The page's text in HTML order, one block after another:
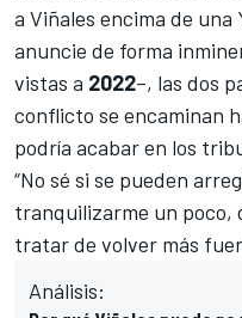
a Viñales encima de una
anuncie de forma
vistas a 2022–, las dos
conflicto se encaminan
podría acabar en los
“No sé si se pueden
tranquilizarme un poco,
tratar de volver más
Análisis: